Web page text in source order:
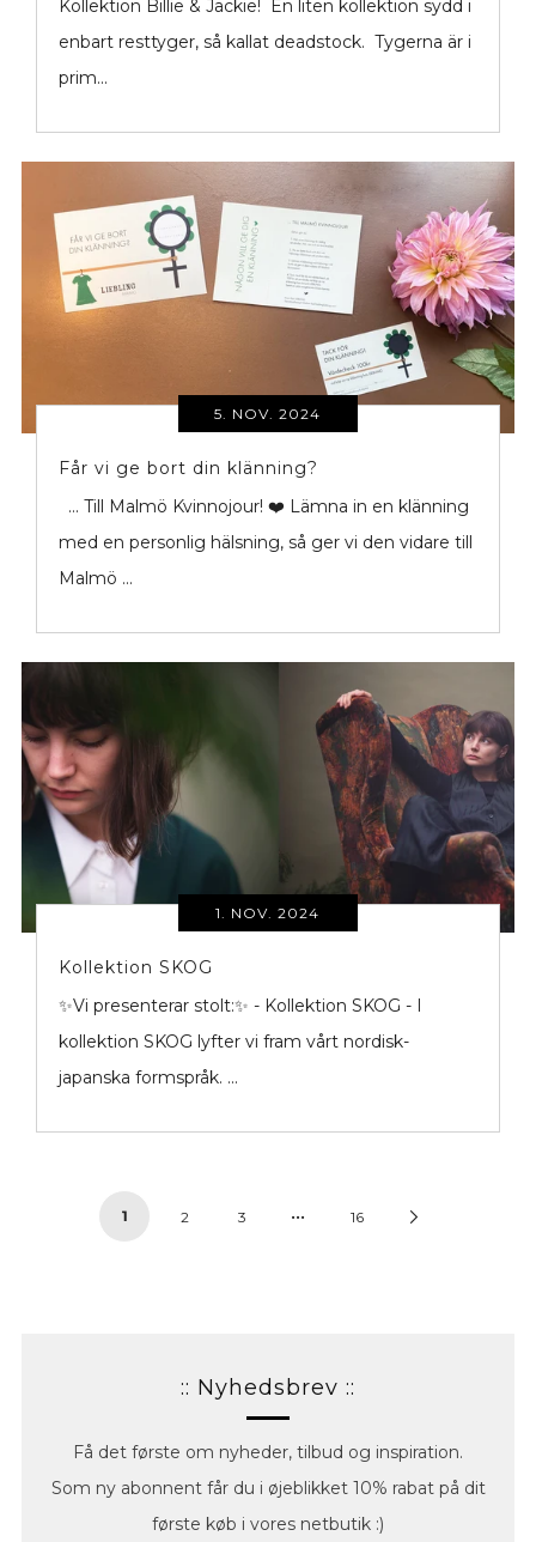
Kollektion Billie & Jackie! En liten kollektion sydd i
enbart resttyger, så kallat deadstock. Tygerna är i
prim...
5. NOV. 2024
Får vi ge bort din klänning?
... Till Malmö Kvinnojour! ❤️ Lämna in en klänning
med en personlig hälsning, så ger vi den vidare till
Malmö ...
1. NOV. 2024
Kollektion SKOG
✨Vi presenterar stolt:✨ - Kollektion SKOG - I
kollektion SKOG lyfter vi fram vårt nordisk-
japanska formspråk. ...
1 2 3 … 16
:: Nyhedsbrev ::
Få det første om nyheder, tilbud og inspiration.
Som ny abonnent får du i øjeblikket 10% rabat på dit
første køb i vores netbutik :)